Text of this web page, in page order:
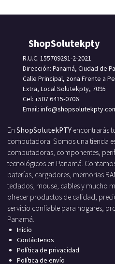
ShopSolutekpty
R.U.C. 155709291-2-2021
Dirección: Panamá, Ciudad de
Calle Principal, zona Frente a
Extra, Local Solutekpty, 7095
Cel: +507 6415-0706
Email: info
En ShopSolutekPTY encontrarás
computadora. Somos una tienda
computadoras, componentes,
tecnológicos en Panamá.
baterías, cargadores, memorias
teclados, mouse, cables y mucho
ofrecer productos de calidad,
servicio confiable para hogares,
Panamá.
Inicio
Contáctenos
Política de privacidad
Política de envío